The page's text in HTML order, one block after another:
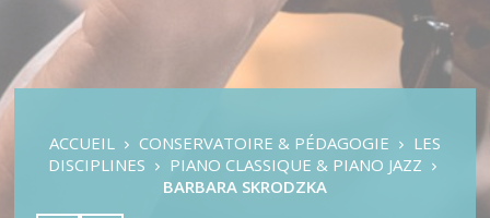
Pratiques d’ensembles
Auditions & Examens
Les Disciplines
Les Orchestres
Danse Classique
Danse Contemporaine
ACCUEIL CONSERVATOIRE & PÉDAGOGIE
LES
DISCIPLINES
PIANO CLASSIQUE & PIANO JAZZ
BARBARA SKRODZKA